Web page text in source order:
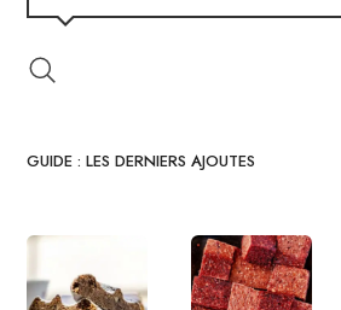
GUIDE : LES DERNIERS AJOUTES